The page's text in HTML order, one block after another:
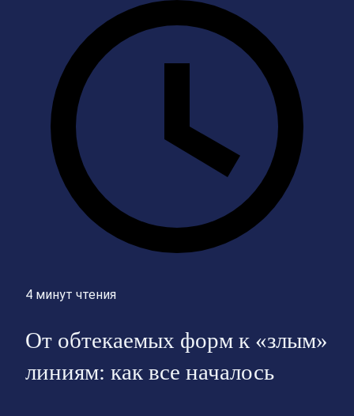
4 минут чтения
От обтекаемых форм к «злым»
линиям: как все началось